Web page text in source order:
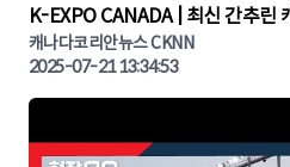
K-EXPO CANADA | 최신 간추린
나다뉴스 | 토론토뉴스
캐나다코리안뉴스 CKNN
2025-07-21 13:34:53